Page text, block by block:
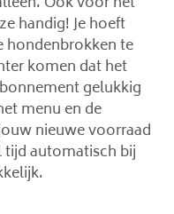
handig! Je hoeft
hondenbrokken te
komen dat het
gelukkig
menu en de
nieuwe voorraad
automatisch bij